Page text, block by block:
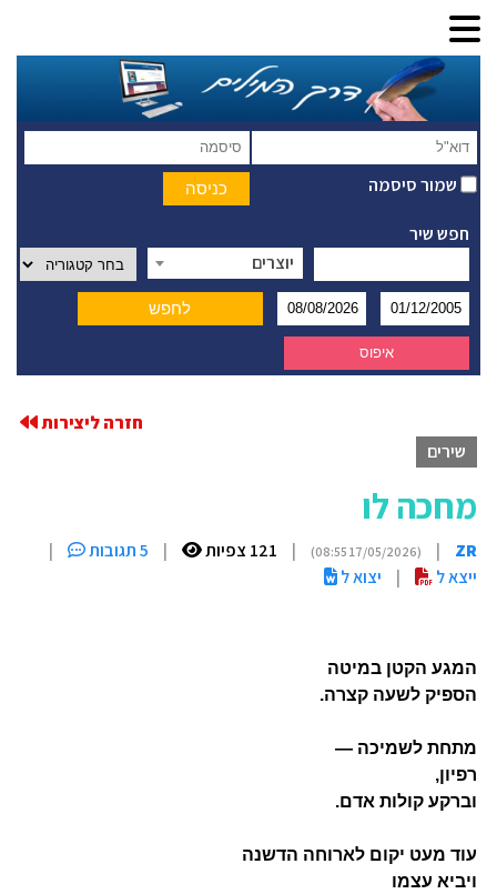
שמור סיסמה
חפש שיר
יוצרים
חזרה ליצירות
שירים
מחכה לו
ZR
|
(17/05/2026 08:55)
| 121 צפיות | 5 תגובות
|
ייצא ל
| יצוא ל
המגע הקטן במיטה
הספיק לשעה קצרה.
מתחת לשמיכה —
רפיון,
וברקע קולות אדם.
עוד מעט יקום לארוחה הדשנה
ויביא עצמו